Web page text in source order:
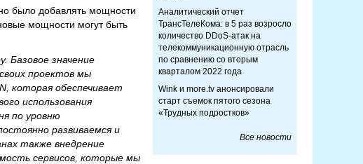
было добавлять мощности
мощности могут быть
Базовое значение
проектов мы
которая обеспечивает
использования
по уровню
развиваемся и
также внедрение
сервисов, которые мы
Аналитический отчет
ТрансТелеКома: в 5 раз возросло
количество DDoS-атак на
телекоммуникационную отрасль
по сравнению со вторым
кварталом 2022 года
Wink и more.tv анонсировали
старт съемок пятого сезона
«Трудных подростков»
Все новости